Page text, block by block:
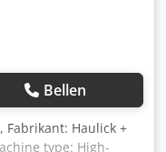
Bellen
, Fabrikant: Haulick +
type: High-